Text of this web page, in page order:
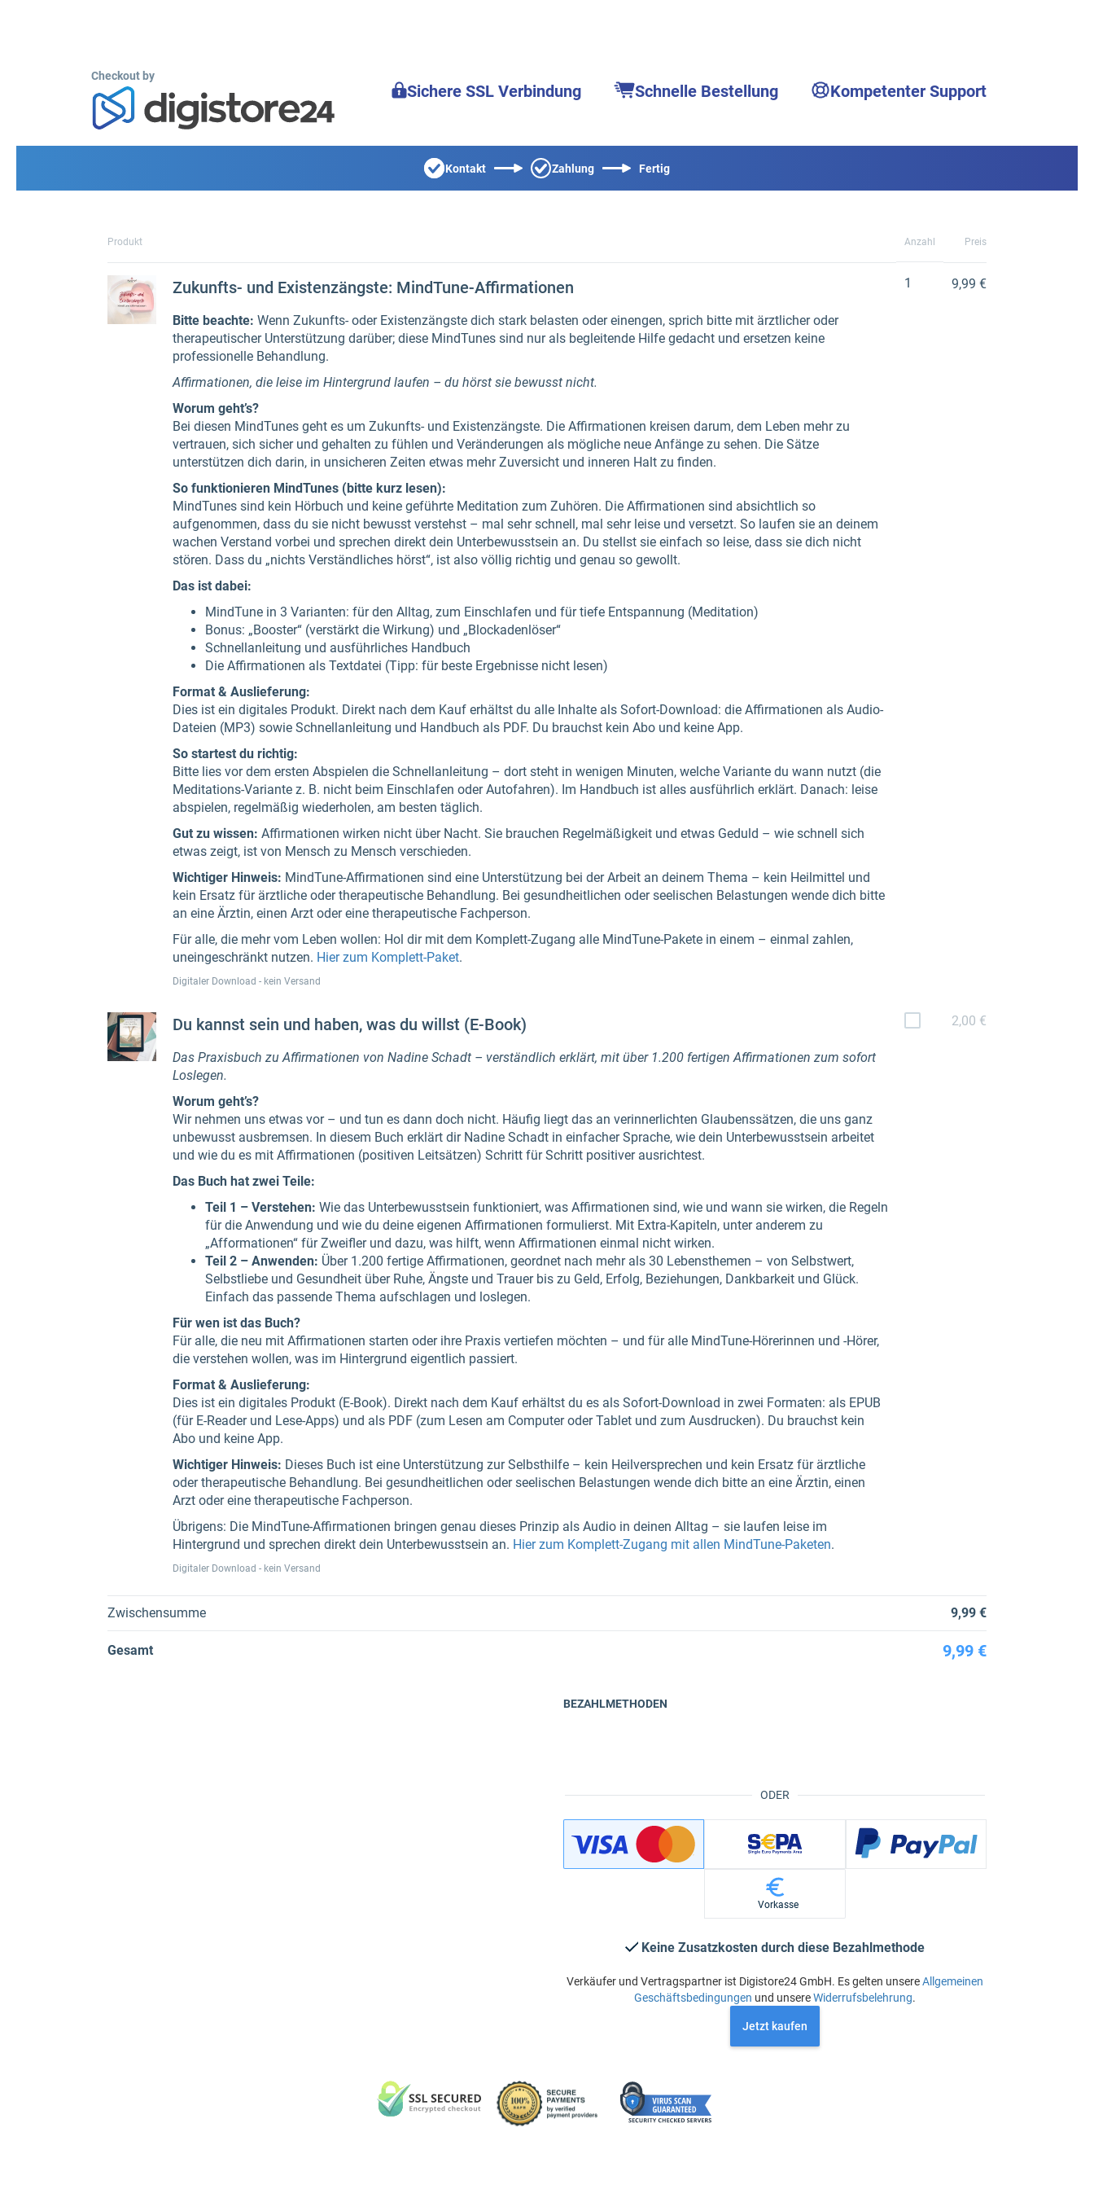
Checkout by
Sichere SSL Verbindung Schnelle Bestellung Kompetenter Support
Kontakt Zahlung Fertig
Produkt Anzahl Preis
Zukunfts- und Existenzängste: MindTune-Affirmationen
Bitte beachte: Wenn Zukunfts- oder Existenzängste dich stark belasten oder einengen, sprich bitte mit ärztlicher oder
therapeutischer Unterstützung darüber; diese MindTunes sind nur als begleitende Hilfe gedacht und ersetzen keine
professionelle Behandlung.
Affirmationen, die leise im Hintergrund laufen – du hörst sie bewusst nicht.
Worum geht’s?
Bei diesen MindTunes geht es um Zukunfts- und Existenzängste. Die Affirmationen kreisen darum, dem Leben mehr zu
vertrauen, sich sicher und gehalten zu fühlen und Veränderungen als mögliche neue Anfänge zu sehen. Die Sätze
unterstützen dich darin, in unsicheren Zeiten etwas mehr Zuversicht und inneren Halt zu finden.
So funktionieren MindTunes (bitte kurz lesen):
MindTunes sind kein Hörbuch und keine geführte Meditation zum Zuhören. Die Affirmationen sind absichtlich so
aufgenommen, dass du sie nicht bewusst verstehst – mal sehr schnell, mal sehr leise und versetzt. So laufen sie an deinem
wachen Verstand vorbei und sprechen direkt dein Unterbewusstsein an. Du stellst sie einfach so leise, dass sie dich nicht
stören. Dass du „nichts Verständliches hörst“, ist also völlig richtig und genau so gewollt.
Das ist dabei:
MindTune in 3 Varianten: für den Alltag, zum Einschlafen und für tiefe Entspannung (Meditation)
Bonus: „Booster“ (verstärkt die Wirkung) und „Blockadenlöser“
Schnellanleitung und ausführliches Handbuch
Die Affirmationen als Textdatei (Tipp: für beste Ergebnisse nicht lesen)
Format & Auslieferung:
Dies ist ein digitales Produkt. Direkt nach dem Kauf erhältst du alle Inhalte als Sofort-Download: die Affirmationen als Audio-
Dateien (MP3) sowie Schnellanleitung und Handbuch als PDF. Du brauchst kein Abo und keine App.
So startest du richtig:
Bitte lies vor dem ersten Abspielen die Schnellanleitung – dort steht in wenigen Minuten, welche Variante du wann nutzt (die
Meditations-Variante z. B. nicht beim Einschlafen oder Autofahren). Im Handbuch ist alles ausführlich erklärt. Danach: leise
abspielen, regelmäßig wiederholen, am besten täglich.
Gut zu wissen: Affirmationen wirken nicht über Nacht. Sie brauchen Regelmäßigkeit und etwas Geduld – wie schnell sich
etwas zeigt, ist von Mensch zu Mensch verschieden.
Wichtiger Hinweis: MindTune-Affirmationen sind eine Unterstützung bei der Arbeit an deinem Thema – kein Heilmittel und
kein Ersatz für ärztliche oder therapeutische Behandlung. Bei gesundheitlichen oder seelischen Belastungen wende dich bitte
an eine Ärztin, einen Arzt oder eine therapeutische Fachperson.
Für alle, die mehr vom Leben wollen: Hol dir mit dem Komplett-Zugang alle MindTune-Pakete in einem – einmal zahlen,
uneingeschränkt nutzen. Hier zum Komplett-Paket.
Digitaler Download - kein Versand
1 9,99 €
Du kannst sein und haben, was du willst (E-Book)
Das Praxisbuch zu Affirmationen von Nadine Schadt – verständlich erklärt, mit über 1.200 fertigen Affirmationen zum sofort
Loslegen.
Worum geht’s?
Wir nehmen uns etwas vor – und tun es dann doch nicht. Häufig liegt das an verinnerlichten Glaubenssätzen, die uns ganz
unbewusst ausbremsen. In diesem Buch erklärt dir Nadine Schadt in einfacher Sprache, wie dein Unterbewusstsein arbeitet
und wie du es mit Affirmationen (positiven Leitsätzen) Schritt für Schritt positiver ausrichtest.
Das Buch hat zwei Teile:
Teil 1 – Verstehen: Wie das Unterbewusstsein funktioniert, was Affirmationen sind, wie und wann sie wirken, die Regeln
für die Anwendung und wie du deine eigenen Affirmationen formulierst. Mit Extra-Kapiteln, unter anderem zu
„Afformationen“ für Zweifler und dazu, was hilft, wenn Affirmationen einmal nicht wirken.
Teil 2 – Anwenden: Über 1.200 fertige Affirmationen, geordnet nach mehr als 30 Lebensthemen – von Selbstwert,
Selbstliebe und Gesundheit über Ruhe, Ängste und Trauer bis zu Geld, Erfolg, Beziehungen, Dankbarkeit und Glück.
Einfach das passende Thema aufschlagen und loslegen.
Für wen ist das Buch?
Für alle, die neu mit Affirmationen starten oder ihre Praxis vertiefen möchten – und für alle MindTune-Hörerinnen und -Hörer,
die verstehen wollen, was im Hintergrund eigentlich passiert.
Format & Auslieferung:
Dies ist ein digitales Produkt (E-Book). Direkt nach dem Kauf erhältst du es als Sofort-Download in zwei Formaten: als EPUB
(für E-Reader und Lese-Apps) und als PDF (zum Lesen am Computer oder Tablet und zum Ausdrucken). Du brauchst kein
Abo und keine App.
Wichtiger Hinweis: Dieses Buch ist eine Unterstützung zur Selbsthilfe – kein Heilversprechen und kein Ersatz für ärztliche
oder therapeutische Behandlung. Bei gesundheitlichen oder seelischen Belastungen wende dich bitte an eine Ärztin, einen
Arzt oder eine therapeutische Fachperson.
Übrigens: Die MindTune-Affirmationen bringen genau dieses Prinzip als Audio in deinen Alltag – sie laufen leise im
Hintergrund und sprechen direkt dein Unterbewusstsein an. Hier zum Komplett-Zugang mit allen MindTune-Paketen.
Digitaler Download - kein Versand
2,00 €
Zwischensumme 9,99 €
Gesamt 9,99 €
ODER
BEZAHLMETHODEN
Vorkasse
Keine Zusatzkosten durch diese Bezahlmethode
Verkäufer und Vertragspartner ist Digistore24 GmbH. Es gelten unsereAllgemeinen
Geschäftsbedingungen und unsereWiderrufsbelehrung.
Jetzt kaufen